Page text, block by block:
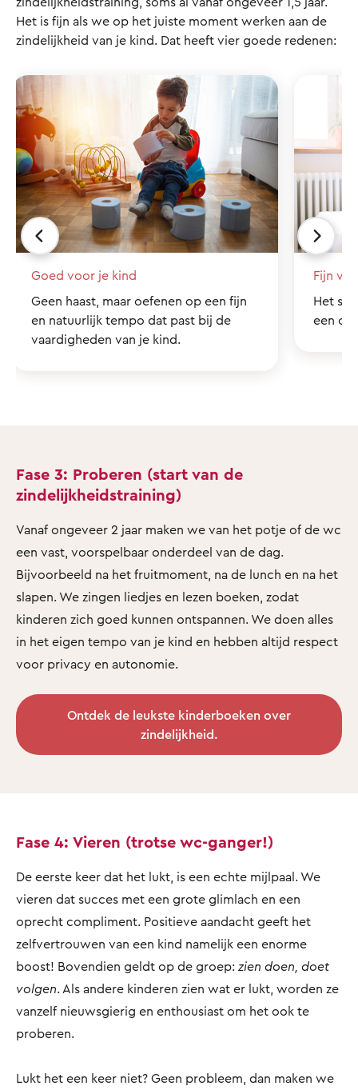
Het is fijn als we op het juiste moment werken aan de
zindelijkheid van je kind. Dat heeft vier goede redenen:
Goed voor je kind
Geen haast, maar oefenen op een fijn
en natuurlijk tempo dat past bij de
vaardigheden van je kind.
Fijn
Het
een
Fase 3: Proberen (start van de
zindelijkheidstraining)
Vanaf ongeveer 2 jaar maken we van het potje of de wc
een vast, voorspelbaar onderdeel van de dag.
Bijvoorbeeld na het fruitmoment, na de lunch en na het
slapen. We zingen liedjes en lezen boeken, zodat
kinderen zich goed kunnen ontspannen. We doen alles
in het eigen tempo van je kind en hebben altijd respect
voor privacy en autonomie.
Ontdek de leukste kinderboeken over
zindelijkheid.
Fase 4: Vieren (trotse wc-ganger!)
De eerste keer dat het lukt, is een echte mijlpaal. We
vieren dat succes met een grote glimlach en een
oprecht compliment. Positieve aandacht geeft het
zelfvertrouwen van een kind namelijk een enorme
boost! Bovendien geldt op de groep: zien doen, doet
volgen. Als andere kinderen zien wat er lukt, worden ze
vanzelf nieuwsgierig en enthousiast om het ook te
proberen.
Lukt het een keer niet? Geen probleem, dan maken we